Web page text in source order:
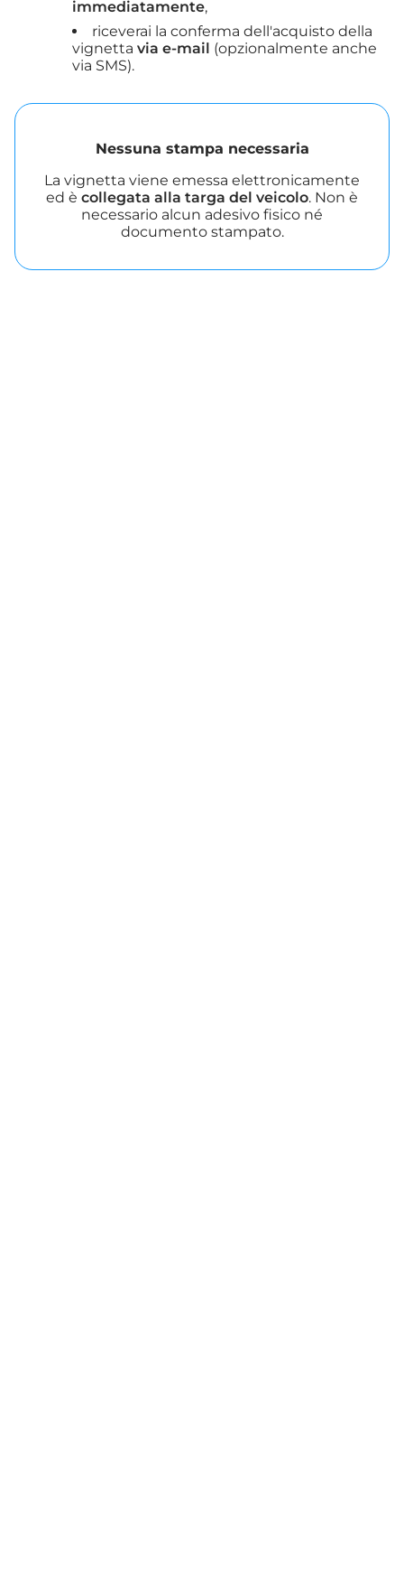
immediatamente,
riceverai la conferma dell'acquisto della
vignetta via e-mail (opzionalmente anche
via SMS).
Nessuna stampa necessaria
La vignetta viene emessa elettronicamente
ed è collegata alla targa del veicolo. Non è
necessario alcun adesivo fisico né
documento stampato.